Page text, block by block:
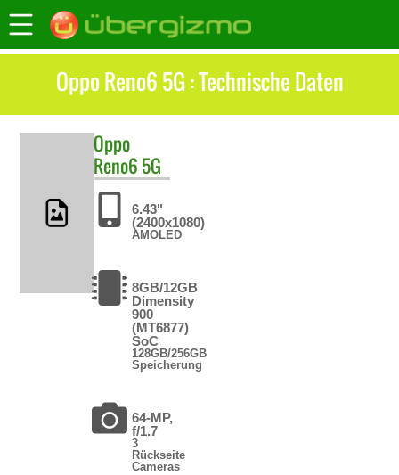
Oppo Reno6 5G : Technische Daten
Oppo
Reno6 5G
6.43"
(2400x1080)
AMOLED
8GB/12GB
Dimensity
900
(MT6877)
SoC
128GB/256GB
Speicherung
64-MP,
f/1.7
3
Rückseite
Cameras